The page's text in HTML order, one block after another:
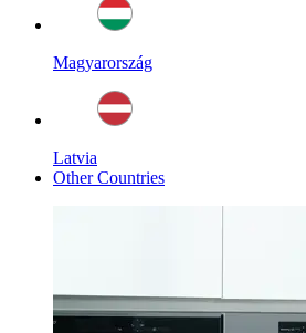
Magyarország
Latvia
Other Countries